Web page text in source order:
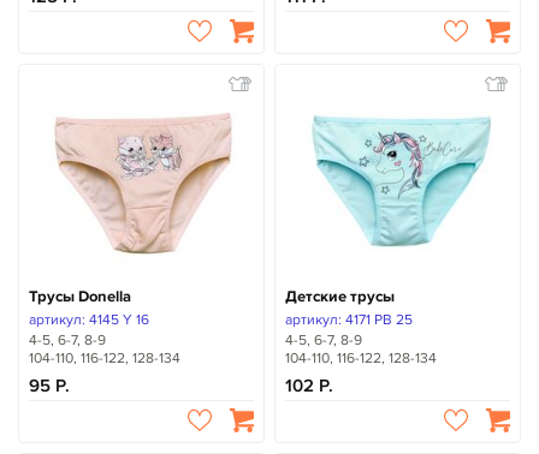
Трусы Donella
артикул: 4145 Y 16
4-5, 6-7, 8-9
104-110, 116-122, 128-134
95
Детские трусы
артикул: 4171 PB 25
4-5, 6-7, 8-9
104-110, 116-122, 128-134
102